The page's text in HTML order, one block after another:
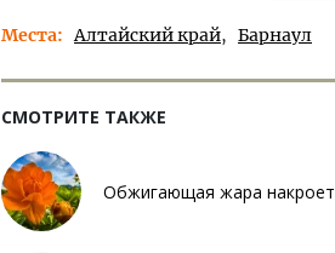
Места Алтайский край Барнаул
СМОТРИТЕ ТАКЖЕ
Обжигающая жара накроет